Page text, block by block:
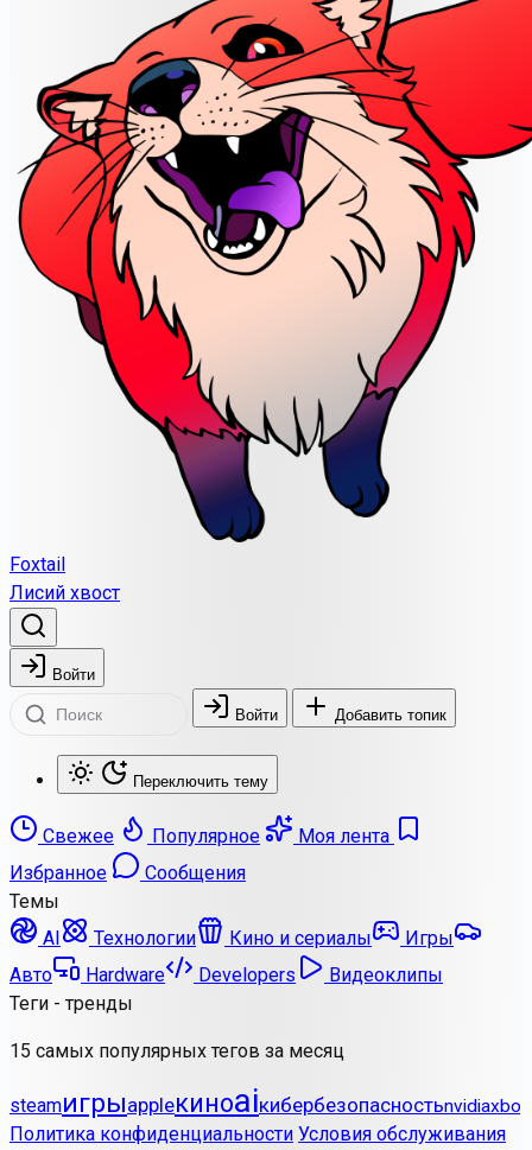
Foxtail
Лисий хвост
Войти
Войти Добавить топик
Переключить тему
Свежее Популярное
Моя лента
Избранное
Сообщения
Темы
AI
Технологии Кино и сериалы
Игры
Авто
Hardware Developers
Видеоклипы
Теги - тренды
15 самых популярных тегов за месяц
steamигрыappleкиноaiкибербезопасностьnvidiaxbox
Политика конфиденциальности Условия обслуживания